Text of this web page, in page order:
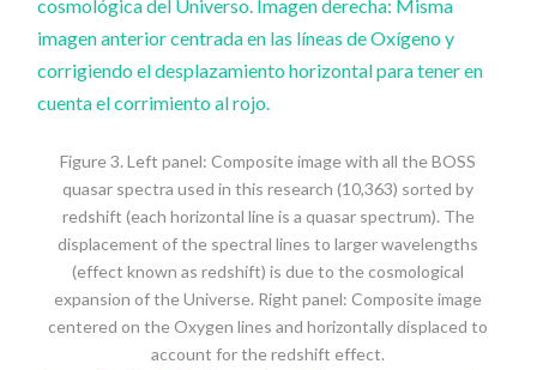
Figure 3. Left panel: Composite image with all the BOSS
quasar spectra used in this research (10,363) sorted by
redshift (each horizontal line is a quasar spectrum). The
displacement of the spectral lines to larger wavelengths
(effect known as redshift) is due to the cosmological
expansion of the Universe. Right panel: Composite image
centered on the Oxygen lines and horizontally displaced to
account for the redshift effect.